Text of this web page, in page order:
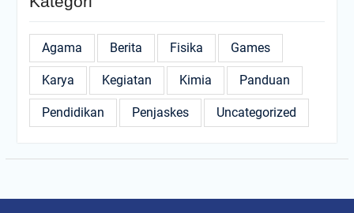
Agama Berita Fisika Games
Karya Kegiatan Kimia Panduan
Pendidikan Penjaskes Uncategorized